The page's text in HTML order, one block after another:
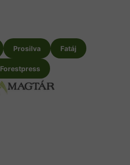
Prosilva Fatáj
Forestpress